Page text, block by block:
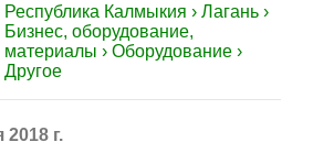
Республика Калмыкия › Лагань ›
Бизнес, оборудование,
материалы › Оборудование ›
Другое
г.